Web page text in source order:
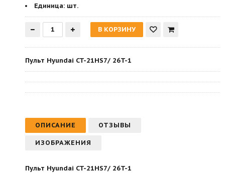
Единица: шт.
Пульт Hyundai CT-21HS7/ 26T-1
ОПИСАНИЕ ОТЗЫВЫ
ИЗОБРАЖЕНИЯ
Пульт Hyundai CT-21HS7/ 26T-1